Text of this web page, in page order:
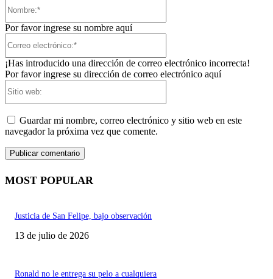
Por favor ingrese su nombre aquí
¡Has introducido una dirección de correo electrónico incorrecta!
Por favor ingrese su dirección de correo electrónico aquí
Guardar mi nombre, correo electrónico y sitio web en este
navegador la próxima vez que comente.
MOST POPULAR
Justicia de San Felipe, bajo observación
13 de julio de 2026
Ronald no le entrega su pelo a cualquiera